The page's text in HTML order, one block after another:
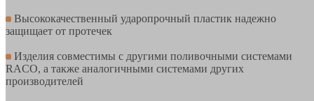
Высококачественный ударопрочный пластик надежно
защищает от протечек
Изделия совместимы с другими поливочными системами
RACO, а также аналогичными системами других
производителей